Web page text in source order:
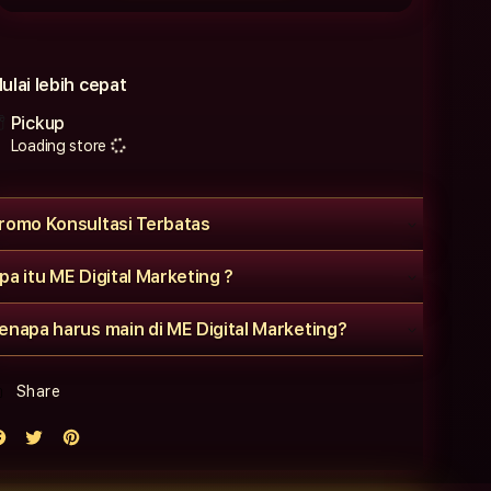
lebih cepat
Pickup
Loading store
Konsultasi Terbatas
itu ME Digital Marketing ?
harus main di ME Digital Marketing?
Share